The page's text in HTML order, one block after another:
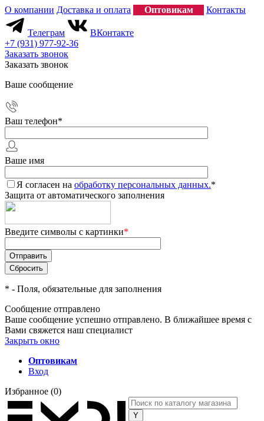
О компании Доставка и оплата Оптовикам Контакты
Телеграм
ВКонтакте
+7 (931) 977-92-36
Заказать звонок
Заказать звонок
Ваше сообщение
Ваш телефон*
Ваше имя
Я согласен на обработку персональных данных.*
Защита от автоматического заполнения
Введите символы с картинки*
* - Поля, обязательные для заполнения
Сообщение отправлено
Ваше сообщение успешно отправлено. В ближайшее время с
Вами свяжется наш специалист
Закрыть окно
Оптовикам
Вход
Избранное (0)